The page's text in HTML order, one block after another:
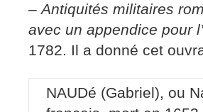
–Antiquités militaires
avec un appendice pour
1782. Il a donné cet
NAUDé (Gabriel), ou